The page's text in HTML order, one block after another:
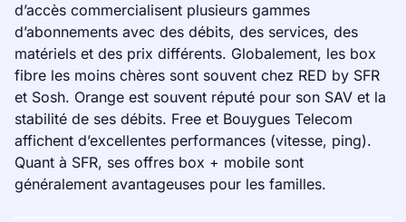
d’accès commercialisent plusieurs gammes
d’abonnements avec des débits, des services, des
matériels et des prix différents. Globalement, les box
fibre les moins chères sont souvent chez RED by SFR
et Sosh. Orange est souvent réputé pour son SAV et la
stabilité de ses débits. Free et Bouygues Telecom
affichent d’excellentes performances (vitesse, ping).
Quant à SFR, ses offres box + mobile sont
généralement avantageuses pour les familles.